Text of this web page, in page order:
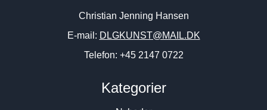
Christian Jenning Hansen
E-mail: DLGKUNST@MAIL.DK
Telefon: +45 2147 0722
Kategorier